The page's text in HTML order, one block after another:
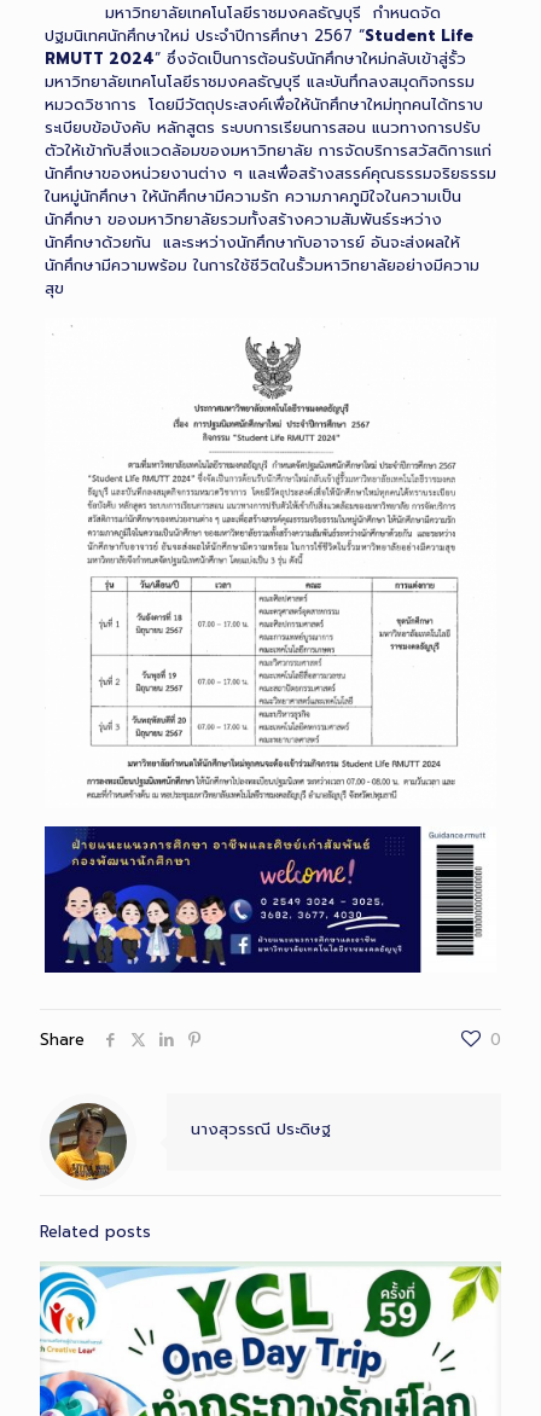
มหาวิทยาลัยเทคโนโลยีราชมงคลธัญบุรี กำหนดจัด
ปฐมนิเทศนักศึกษาใหม่ ประจำปีการศึกษา 2567 “Student Life
RMUTT 2024” ซึ่งจัดเป็นการต้อนรับนักศึกษาใหม่กลับเข้าสู่รั้ว
มหาวิทยาลัยเทคโนโลยีราชมงคลธัญบุรี และบันทึกลงสมุดกิจกรรม
หมวดวิชาการ โดยมีวัตถุประสงค์เพื่อให้นักศึกษาใหม่ทุกคนได้ทราบ
ระเบียบข้อบังคับ หลักสูตร ระบบการเรียนการสอน แนวทางการปรับ
ตัวให้เข้ากับสิ่งแวดล้อมของมหาวิทยาลัย การจัดบริการสวัสดิการแก่
นักศึกษาของหน่วยงานต่าง ๆ และเพื่อสร้างสรรค์คุณธรรมจริยธรรม
ในหมู่นักศึกษา ให้นักศึกษามีความรัก ความภาคภูมิใจในความเป็น
นักศึกษา ของมหาวิทยาลัยรวมทั้งสร้างความสัมพันธ์ระหว่าง
นักศึกษาด้วยกัน และระหว่างนักศึกษากับอาจารย์ อันจะส่งผลให้
นักศึกษามีความพร้อม ในการใช้ชีวิตในรั้วมหาวิทยาลัยอย่างมีความ
สุข
Share 0
นางสุวรรณี ประดิษฐ
Related posts